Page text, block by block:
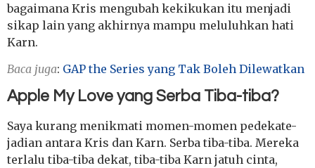
bagaimana Kris mengubah kekikukan itu menjadi
sikap lain yang akhirnya mampu meluluhkan hati
Karn.
Baca juga: GAP the Series yang Tak Boleh Dilewatkan
Apple My Love yang Serba Tiba-tiba?
Saya kurang menikmati momen-momen pedekate-
jadian antara Kris dan Karn. Serba tiba-tiba. Mereka
terlalu tiba-tiba dekat, tiba-tiba Karn jatuh cinta,